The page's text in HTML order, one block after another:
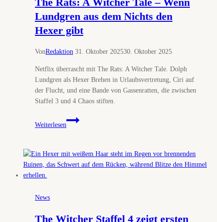
Fantasy
(Folge
6)
Lundgren aus dem Nichts den
Hexer gibt
VonRedaktion 31. Oktober 202530. Oktober 2025
Netflix überrascht mit The Rats: A Witcher Tale. Dolph
Lundgren als Hexer Brehen in Urlaubsvertretung, Ciri auf
der Flucht, und eine Bande von Gassenratten, die zwischen
Staffel 3 und 4 Chaos stiften.
Weiterlesen
The
Rats:
Witcher
dem
News
The Witcher Staffel 4 zeigt ersten